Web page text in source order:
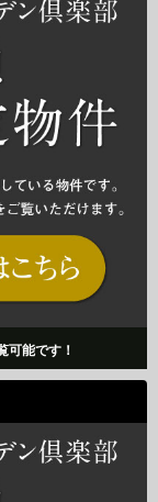
可能です！